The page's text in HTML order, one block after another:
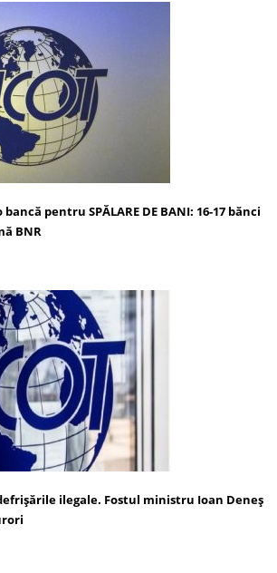
pentru SPĂLARE DE BANI: 16-17 bănci
BNR
ilegale. Fostul ministru Ioan Deneș